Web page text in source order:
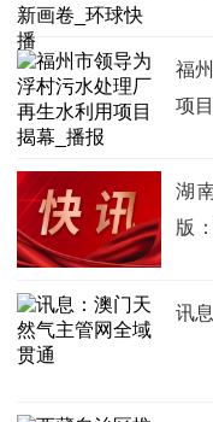
福
项
湖
版
讯